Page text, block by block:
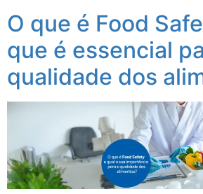
O que é Food
que é essencial
qualidade dos